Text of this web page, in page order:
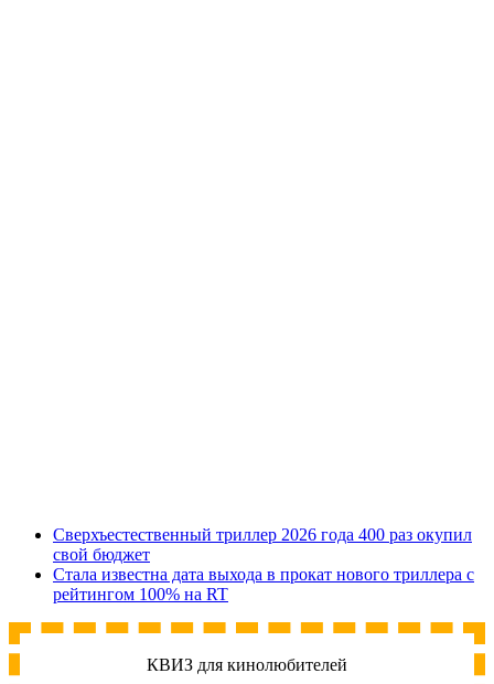
Сверхъестественный триллер 2026 года 400 раз окупил
свой бюджет
Стала известна дата выхода в прокат нового триллера с
рейтингом 100% на RT
КВИЗ для кинолюбителей